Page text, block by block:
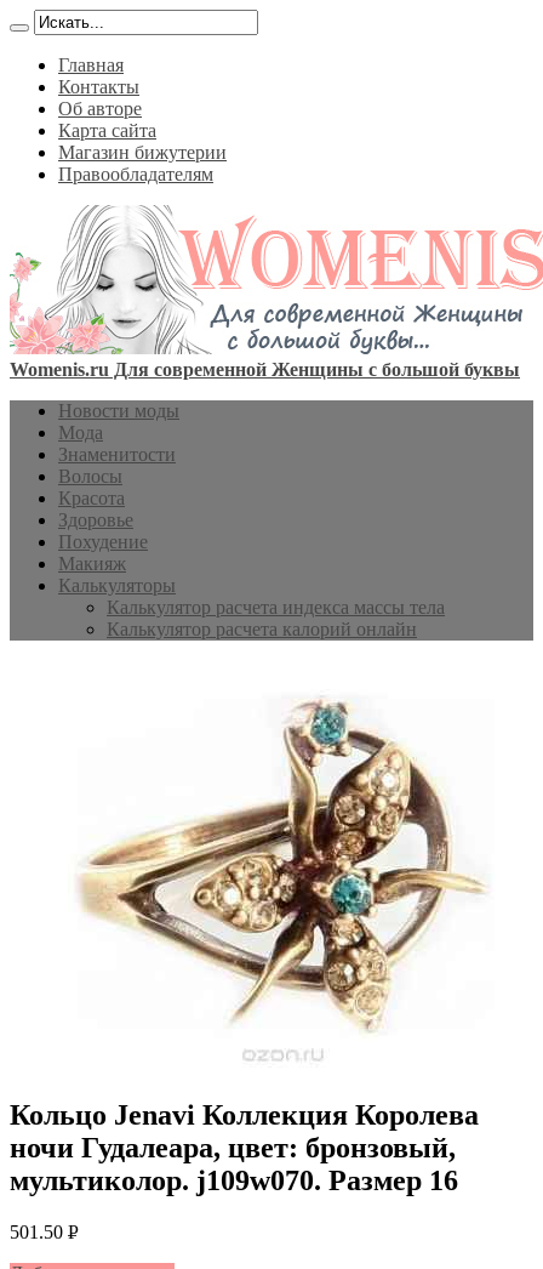
Главная
Контакты
Об авторе
Карта сайта
Магазин бижутерии
Правообладателям
Womenis.ru Для современной Женщины с большой буквы
Новости моды
Мода
Знаменитости
Волосы
Красота
Здоровье
Похудение
Макияж
Калькуляторы
Калькулятор расчета индекса массы тела
Калькулятор расчета калорий онлайн
Кольцо Jenavi Коллекция Королева
ночи Гудалеара, цвет: бронзовый,
мультиколор. j109w070. Размер 16
501.50 Р